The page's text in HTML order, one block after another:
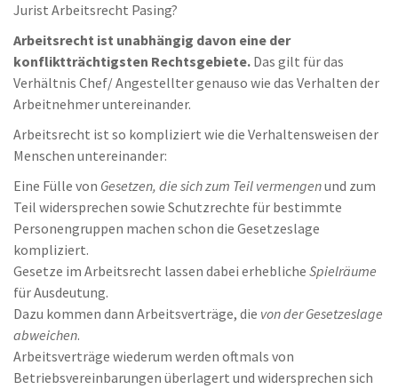
Jurist Arbeitsrecht Pasing?
Arbeitsrecht ist unabhängig davon eine der
konfliktträchtigsten Rechtsgebiete. Das gilt für das
Verhältnis Chef/ Angestellter genauso wie das Verhalten der
Arbeitnehmer untereinander.
Arbeitsrecht ist so kompliziert wie die Verhaltensweisen der
Menschen untereinander:
Eine Fülle von Gesetzen, die sich zum Teil vermengenund zum
Teil widersprechen sowie Schutzrechte für bestimmte
Personengruppen machen schon die Gesetzeslage
kompliziert.
Gesetze im Arbeitsrecht lassen dabei erhebliche Spielräume
für Ausdeutung.
Dazu kommen dann Arbeitsverträge, die von der Gesetzeslage
abweichen.
Arbeitsverträge wiederum werden oftmals von
Betriebsvereinbarungen überlagert und widersprechen sich